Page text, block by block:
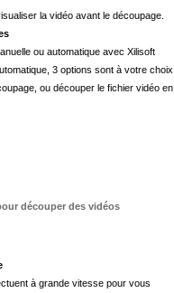
la vidéo avant le découpage.
ou automatique avec Xilisoft
3 options sont à votre choix.
ou découper le fichier vidéo en
découper des vidéos
à grande vitesse pour vous